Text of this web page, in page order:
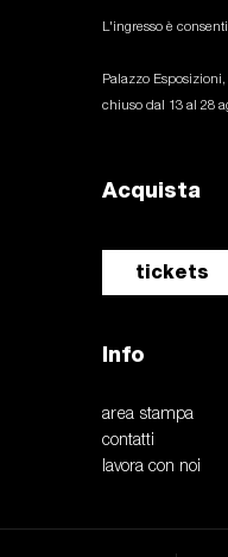
L'ingresso è
Palazzo
chiuso dal 13 al 28
Acquista
tickets
Info
area stampa
contatti
lavora con noi